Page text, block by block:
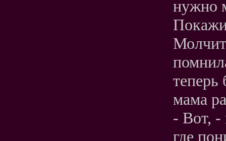
нужно
теперь
мама
- Вот,
где